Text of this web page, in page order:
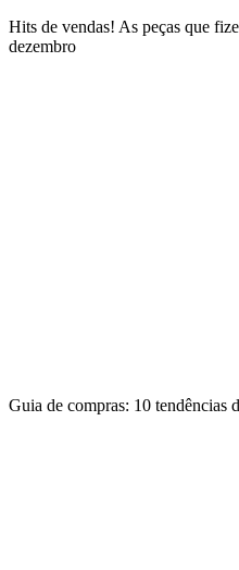
Hits de vendas! As peças que
dezembro
Guia de compras: 10 tendências